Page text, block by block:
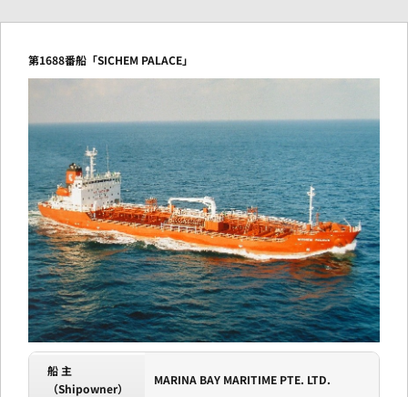
第1688番船「SICHEM PALACE」
船 主
（Shipowner）
MARINA BAY MARITIME PTE. LTD.